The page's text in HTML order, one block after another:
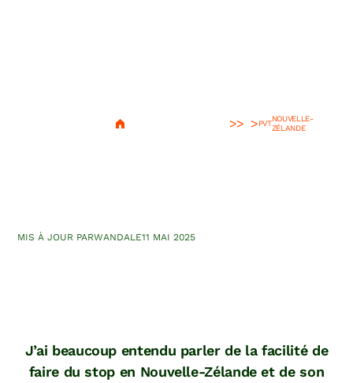
> PVT
NOUVELLE-
ZÉLANDE
MIS À JOUR PARWANDALE11 MAI 2025
J’ai beaucoup entendu parler de la facilité de
faire du stop en Nouvelle-Zélande et de son